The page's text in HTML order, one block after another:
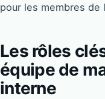
pour les membres de
Les rôles
équipe de
interne